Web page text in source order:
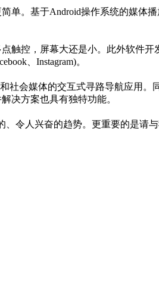
。基于Android操作系统的媒体
触控，屏幕大还是小。此外软件
、Instagram)。
会媒体的交互式寻路导航应用。
决方案也具有独特功能。
令人兴奋的趋势。更重要的是请与